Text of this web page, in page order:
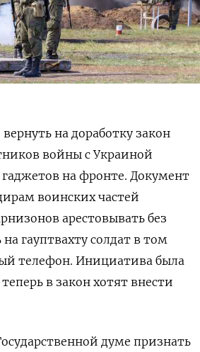
на доработку закон
войны с Украиной
гаджетов на фронте. Документ
воинских частей
арестовывать без
гауптвахту солдат в том
телефон. Инициатива была
в закон хотят внести
думе признать